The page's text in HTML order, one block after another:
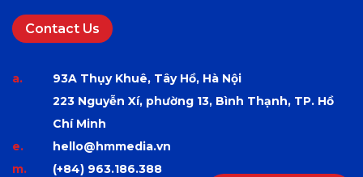
Contact Us
a.
93A Thụy Khuê, Tây Hồ, Hà Nội
223 Nguyễn Xí, phường 13, Bình Thạnh, TP. Hồ
Chí Minh
e.
hello@hmmedia.vn
m.
(+84) 963.186.388